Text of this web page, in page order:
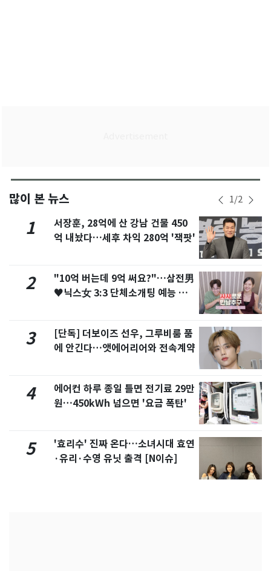
많이 본 뉴스 1/2
1
서장훈, 28억에 산 강남 건물 450
억 내놨다…세후 차익 280억 '잭팟'
2
"10억 버는데 9억 써요?"…삼전男
♥닉스女 3:3 단체소개팅 예능 화
3
[단독] 더보이즈 선우, 그루비룸 품
에 안긴다…앳에어리어와 전속계약
4
에어컨 하루 종일 틀면 전기료 29만
원…450kWh 넘으면 '요금 폭탄'
5
'효리수' 진짜 온다…소녀시대 효연
·유리·수영 유닛 출격 [N이슈]